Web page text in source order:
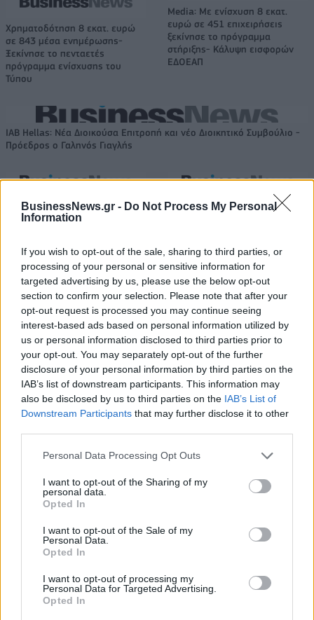
BusinessNews.gr - Do Not Process My Personal
Information
If you wish to opt-out of the sale, sharing to third parties, or
processing of your personal or sensitive information for
targeted advertising by us, please use the below opt-out
section to confirm your selection. Please note that after your
opt-out request is processed you may continue seeing
interest-based ads based on personal information utilized by
us or personal information disclosed to third parties prior to
your opt-out. You may separately opt-out of the further
disclosure of your personal information by third parties on the
IAB’s list of downstream participants. This information may
also be disclosed by us to third parties on the IAB’s List of
Downstream Participants that may further disclose it to other
Personal Data Processing Opt Outs
I want to opt-out of the Sharing of my
personal data.
Opted In
I want to opt-out of the Sale of my
Personal Data.
Opted In
I want to opt-out of processing my
Personal Data for Targeted Advertising.
Opted In
Χρηματοδότηση 8 εκατ. ευρώ
σε 843 μέσα ενημέρωσης-
Ξεκίνησε το πενταετές
πρόγραμμα ενίσχυσης του
Τύπου
Media: Με ενίσχυση 8 εκατ.
ευρώ σε 451 επιχειρήσεις
ξεκίνησε το πρόγραμμα
στήριξης- Κάλυψη εισφορών
ΕΔΟΕΑΠ
IAB Hellas: Νέα Διοικούσα Επιτροπή και νέο Διοικητικό Συμβούλιο -
Πρόεδρος ο Γαληνός Γιαγλής
Νέο Audi A2 e-tron με στόχο
την κορυφή της
αποδοτικότητας
Η Chery επενδύει 75 εκατ.
δολάρια στην KG Mobility
Το FIAT 500 Hybrid τώρα από 18.990 ευρώ
Ουκρανία: Με Μίχαϊλιουκ και
Λεν κόντρα στην Ελλάδα
Πάρκερ: «Όνειρό μου να
κατακτήσω το ΝΒΑ Europe με τη
Βιλερμπάν» - Η διευκρινιστική
ανάρτηση που έκανε
εκατ. ευρώ τα EBITDA
Viohalco: Αυξημένος κατά 14%
δισ. ευρώ – Στα 446 εκατ. ευρώ
τα EBITDA
Ενέργεια
Η συμφωνία Arval-Athlon αναδιαμορφώνει την αγορά leasing